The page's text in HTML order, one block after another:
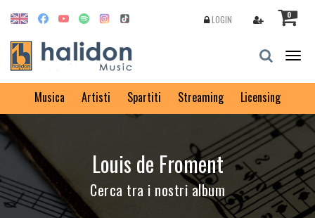
0
LOGIN
Musica Artisti Spartiti Streaming Licensing
Louis de Froment
Cerca tra i nostri album